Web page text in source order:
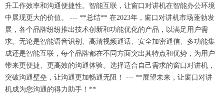
升工作效率和沟通便捷性。智能互联，让窗口对讲机在智能办公环境
中展现更大的价值。 --- **总结** 在2023年，窗口对讲机市场蓬勃发
展，各个品牌纷纷推出技术创新和功能优化的产品，以满足用户需
求。无论是智能语音识别、高清视频通话、安全加密通信、多功能集
成还是智能互联，每个品牌都在不同方面突出其特点和优势，为用户
带来更便捷、更高效的沟通体验。选择适合自己需求的窗口对讲机，
突破沟通壁垒，让沟通更加畅通无阻！ --- **展望未来，让窗口对讲
机成为您沟通的得力助手！**